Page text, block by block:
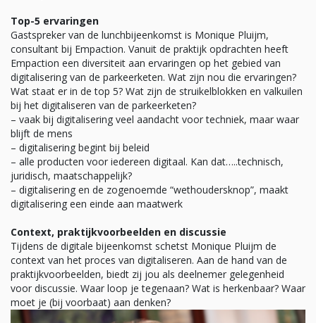
Top-5 ervaringen
Gastspreker van de lunchbijeenkomst is Monique Pluijm,
consultant bij Empaction. Vanuit de praktijk opdrachten heeft
Empaction een diversiteit aan ervaringen op het gebied van
digitalisering van de parkeerketen. Wat zijn nou die ervaringen?
Wat staat er in de top 5? Wat zijn de struikelblokken en valkuilen
bij het digitaliseren van de parkeerketen?
– vaak bij digitalisering veel aandacht voor techniek, maar waar
blijft de mens
– digitalisering begint bij beleid
– alle producten voor iedereen digitaal. Kan dat…..technisch,
juridisch, maatschappelijk?
– digitalisering en de zogenoemde “wethoudersknop”, maakt
digitalisering een einde aan maatwerk
Context, praktijkvoorbeelden en discussie
Tijdens de digitale bijeenkomst schetst Monique Pluijm de
context van het proces van digitaliseren. Aan de hand van de
praktijkvoorbeelden, biedt zij jou als deelnemer gelegenheid
voor discussie. Waar loop je tegenaan? Wat is herkenbaar? Waar
moet je (bij voorbaat) aan denken?